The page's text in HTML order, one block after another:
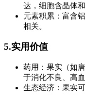
达，细胞含晶体
元素积累：富含
相关。
5.实用价值
药用：果实（如
于消化不良、高血
生态经济：果实